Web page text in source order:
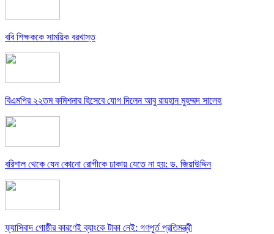
ববি শিক্ষককে সাময়িক বরখাস্ত
বিএমপির ২২তম কমিশনার হিসেবে যোগ দিলেন আবু রায়হান মুহম্মদ সালেহ
বরিশাল থেকে যেন কোনো রোগীকে ঢাকায় যেতে না হয়: ড. জিয়াউদ্দিন
ফ্যাসিবাদ গোষ্ঠীর কারণেই ব্যাংকে টাকা নেই: গণপূর্ত প্রতিমন্ত্রী